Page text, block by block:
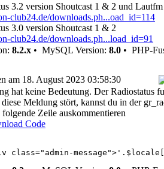
3.2 version Shoutcast 1 & 2 und
club24.de/downloads.ph...oad_id=114
3.0 version Shoutcast 1 & 2
club24.de/downloads.ph...load_id=91
8.2.x • MySQL Version: 8.0 • PHP-
am 18. August 2023 03:58:30
hat keine Bedeutung. Der Radiostatus
Meldung stört, kannst du in der
Zeile auskommentieren
Code
class="admin-